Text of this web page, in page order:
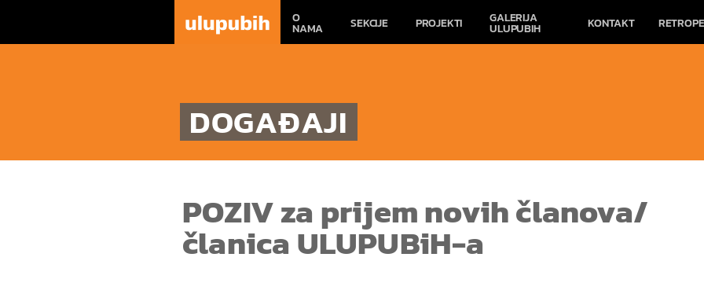
O
NAMA SEKCIJE PROJEKTI GALERIJA
ULUPUBIH KONTAKT
DOGAĐAJI
POZIV za prijem novih članova/
članica ULUPUBiH-a